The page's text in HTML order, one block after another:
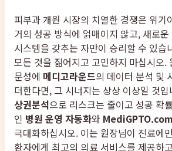
피부과 개원 시장의 치열한 경쟁은 위기
거의 성공 방식에 얽매이지 않고, 새로
시스템을 갖추는 자만이 승리할 수 있습
모든 것을 짊어지고 고민하지 마십시오.
문성에 메디고라운드의 데이터 분석 및
더한다면, 그 시너지는 상상 이상일 것
상권분석으로 리스크는 줄이고 성공 확
인 병원 운영 자동화와 MediGPTO.com
극대화하십시오. 이는 원장님이 진료에
환자에게 최고의 의료 서비스를 제공하